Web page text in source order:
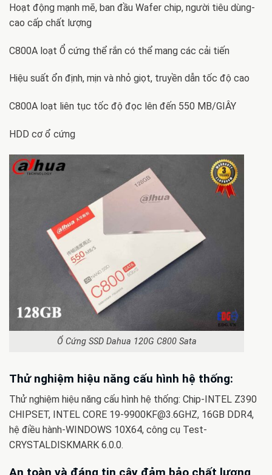
Hoạt động mạnh mẽ, ban đầu Wafer chip, người tiêu dùng-
cao cấp chất lượng
C800A loạt Ổ cứng thể rắn có thể mang các cải tiến
Hiệu suất ổn định, mịn và nhỏ giọt, truyền dẫn tốc độ cao
C800A loạt liên tục tốc độ đọc lên đến 550 MB/GIÂY
HDD cơ ổ cứng
Ổ Cứng SSD Dahua 120G C800 Sata
Thử nghiệm hiệu năng cấu hình hệ thống:
Thử nghiệm hiệu năng cấu hình hệ thống: Chip-INTEL Z390
CHIPSET, INTEL CORE 19-9900KF@3.6GHZ, 16GB DDR4,
hệ điều hành-WINDOWS 10X64, công cụ Test-
CRYSTALDISKMARK 6.0.0.